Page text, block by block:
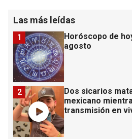
Las más leídas
Horóscopo de
agosto
1
Dos sicarios
mexicano
transmisión en
2